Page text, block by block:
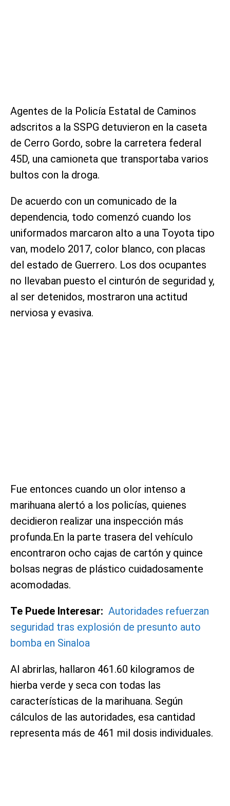
Agentes de la Policía Estatal de Caminos
adscritos a la SSPG detuvieron en la caseta
de Cerro Gordo, sobre la carretera federal
45D, una camioneta que transportaba varios
bultos con la droga.
De acuerdo con un comunicado de la
dependencia, todo comenzó cuando los
uniformados marcaron alto a una Toyota tipo
van, modelo 2017, color blanco, con placas
del estado de Guerrero. Los dos ocupantes
no llevaban puesto el cinturón de seguridad y,
al ser detenidos, mostraron una actitud
nerviosa y evasiva.
Fue entonces cuando un olor intenso a
marihuana alertó a los policías, quienes
decidieron realizar una inspección más
profunda.En la parte trasera del vehículo
encontraron ocho cajas de cartón y quince
bolsas negras de plástico cuidadosamente
acomodadas.
Te Puede Interesar: Autoridades refuerzan
seguridad tras explosión de presunto auto
bomba en Sinaloa
Al abrirlas, hallaron 461.60 kilogramos de
hierba verde y seca con todas las
características de la marihuana. Según
cálculos de las autoridades, esa cantidad
representa más de 461 mil dosis individuales.